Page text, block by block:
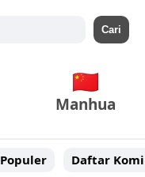
Manhua
Populer Daftar